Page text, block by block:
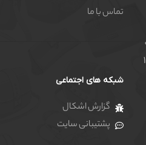
تماس با ما
شبکه های اجتماعی
گزارش اشکال
پشتیبانی سایت